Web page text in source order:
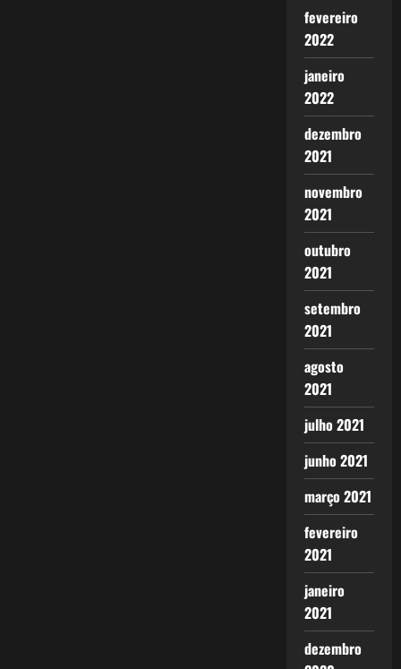
fevereiro
2022
janeiro
2022
dezembro
2021
novembro
2021
outubro
2021
setembro
2021
agosto
2021
julho 2021
junho 2021
março 2021
fevereiro
2021
janeiro
2021
dezembro